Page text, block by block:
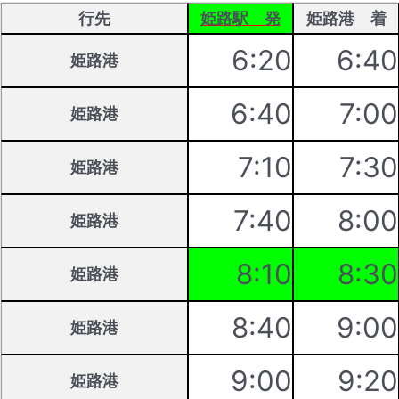
行先 姫路駅 発 姫路港 着
姫路港 6:20 6:40
姫路港 6:40 7:00
姫路港 7:10 7:30
姫路港 7:40 8:00
姫路港 8:10 8:30
姫路港 8:40 9:00
姫路港 9:00 9:20